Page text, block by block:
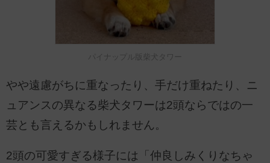
パイナップル版柴犬タワー
やや遠慮がちに重なったり、手だけ重ねたり、ニ
ュアンスの異なる柴犬タワーは2頭ならではの一
芸とも言えるかもしれません。
2頭の可愛すぎる様子には「仲良しみくりなちゃ